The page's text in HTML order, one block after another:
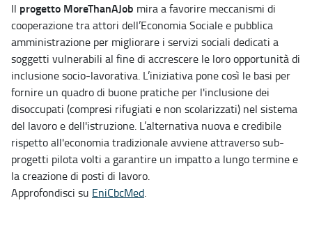
Il progetto MoreThanAJob mira a favorire meccanismi di
cooperazione tra attori dell’Economia Sociale e pubblica
amministrazione per migliorare i servizi sociali dedicati a
soggetti vulnerabili al fine di accrescere le loro opportunità di
inclusione socio-lavorativa. L’iniziativa pone così le basi per
fornire un quadro di buone pratiche per l'inclusione dei
disoccupati (compresi rifugiati e non scolarizzati) nel sistema
del lavoro e dell'istruzione. L’alternativa nuova e credibile
rispetto all'economia tradizionale avviene attraverso sub-
progetti pilota volti a garantire un impatto a lungo termine e
la creazione di posti di lavoro.
Approfondisci su EniCbcMed.